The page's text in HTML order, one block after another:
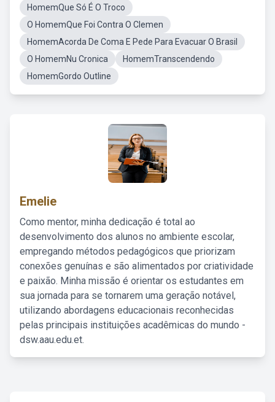
HomemQue Só É O Troco
O HomemQue Foi Contra O Clemen
HomemAcorda De Coma E Pede Para Evacuar O Brasil
O HomemNu Cronica
HomemTranscendendo
HomemGordo Outline
Emelie
Como mentor, minha dedicação é total ao
desenvolvimento dos alunos no ambiente escolar,
empregando métodos pedagógicos que priorizam
conexões genuínas e são alimentados por criatividade
e paixão. Minha missão é orientar os estudantes em
sua jornada para se tornarem uma geração notável,
utilizando abordagens educacionais reconhecidas
pelas principais instituições acadêmicas do mundo -
dsw.aau.edu.et.